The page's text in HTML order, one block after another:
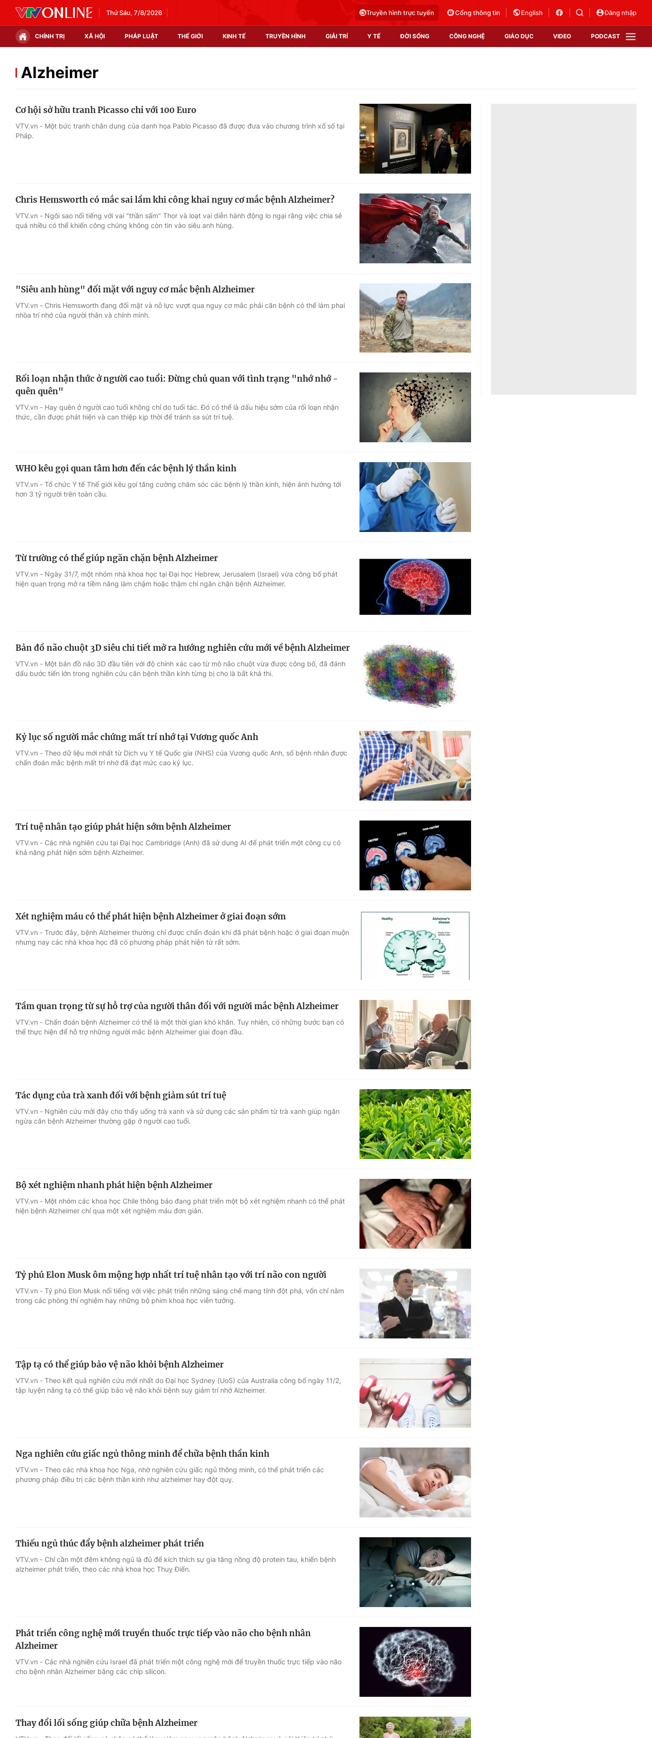
Thứ Sáu, 7/8/2026 Truyền hình trực tuyến Cổng thông tin English Đăng nhập
CHÍNH TRỊ XÃ HỘI PHÁP LUẬT THẾ GIỚI KINH TẾ TRUYỀN HÌNH GIẢI TRÍ Y TẾ ĐỜI SỐNG CÔNG NGHỆ GIÁO DỤC VIDEO PODCAST
Chính trị
Thế giới đó đây
Giải sao mai
Video
Shorts video
Podcast
EMagazine
Photo
Infographic
Góc ảnh
Điện ảnh
Âm nhạc
Sao
Làm đẹp
Chất lượng cuộc sống
Học trực tuyến
Công nghệ
Hitech Công nghệ tương lai
Sản phẩm
Thị trường
Tư vấn
VTV Sức khoẻ
Alzheimer
Cơ hội sở hữu tranh Picasso chỉ với 100 Euro
VTV.vn - Một bức tranh chân dung của danh họa Pablo Picasso đã được đưa vào chương trình xổ số tại
Pháp.
Chris Hemsworth có mắc sai lầm khi công khai nguy cơ mắc bệnh Alzheimer?
VTV.vn - Ngôi sao nổi tiếng với vai "thần sấm" Thor và loạt vai diễn hành động lo ngại rằng việc chia sẻ
quá nhiều có thể khiến công chúng không còn tin vào siêu anh hùng.
"Siêu anh hùng" đối mặt với nguy cơ mắc bệnh Alzheimer
VTV.vn - Chris Hemsworth đang đối mặt và nỗ lực vượt qua nguy cơ mắc phải căn bệnh có thể làm phai
nhòa trí nhớ của người thân và chính mình.
Rối loạn nhận thức ở người cao tuổi: Đừng chủ quan với tình trạng "nhớ nhớ -
quên quên"
VTV.vn - Hay quên ở người cao tuổi không chỉ do tuổi tác. Đó có thể là dấu hiệu sớm của rối loạn nhận
thức, cần được phát hiện và can thiệp kịp thời để tránh sa sút trí tuệ.
WHO kêu gọi quan tâm hơn đến các bệnh lý thần kinh
VTV.vn - Tổ chức Y tế Thế giới kêu gọi tăng cường chăm sóc các bệnh lý thần kinh, hiện ảnh hưởng tới
hơn 3 tỷ người trên toàn cầu.
Từ trường có thể giúp ngăn chặn bệnh Alzheimer
VTV.vn - Ngày 31/7, một nhóm nhà khoa học tại Đại học Hebrew, Jerusalem (Israel) vừa công bố phát
hiện quan trọng mở ra tiềm năng làm chậm hoặc thậm chí ngăn chặn bệnh Alzheimer.
Bản đồ não chuột 3D siêu chi tiết mở ra hướng nghiên cứu mới về bệnh Alzheimer
VTV.vn - Một bản đồ não 3D đầu tiên với độ chính xác cao từ mô não chuột vừa được công bố, đã đánh
dấu bước tiến lớn trong nghiên cứu căn bệnh thần kinh từng bị cho là bất khả thi.
Kỷ lục số người mắc chứng mất trí nhớ tại Vương quốc Anh
VTV.vn - Theo dữ liệu mới nhất từ Dịch vụ Y tế Quốc gia (NHS) của Vương quốc Anh, số bệnh nhân được
chẩn đoán mắc bệnh mất trí nhớ đã đạt mức cao kỷ lục.
Trí tuệ nhân tạo giúp phát hiện sớm bệnh Alzheimer
VTV.vn - Các nhà nghiên cứu tại Đại học Cambridge (Anh) đã sử dụng AI để phát triển một công cụ có
khả năng phát hiện sớm bệnh Alzheimer.
Xét nghiệm máu có thể phát hiện bệnh Alzheimer ở giai đoạn sớm
VTV.vn - Trước đây, bệnh Alzheimer thường chỉ được chẩn đoán khi đã phát bệnh hoặc ở giai đoạn muộn
nhưng nay các nhà khoa học đã có phương pháp phát hiện từ rất sớm.
Tầm quan trọng từ sự hỗ trợ của người thân đối với người mắc bệnh Alzheimer
VTV.vn - Chẩn đoán bệnh Alzheimer có thể là một thời gian khó khăn. Tuy nhiên, có những bước bạn có
thể thực hiện để hỗ trợ những người mắc bệnh Alzheimer giai đoạn đầu.
Tác dụng của trà xanh đối với bệnh giảm sút trí tuệ
VTV.vn - Nghiên cứu mới đây cho thấy uống trà xanh và sử dụng các sản phẩm từ trà xanh giúp ngăn
ngừa căn bệnh Alzheimer thường gặp ở người cao tuổi.
Bộ xét nghiệm nhanh phát hiện bệnh Alzheimer
VTV.vn - Một nhóm các khoa học Chile thông báo đang phát triển một bộ xét nghiệm nhanh có thể phát
hiện bệnh Alzheimer chỉ qua một xét nghiệm máu đơn giản.
Tỷ phú Elon Musk ôm mộng hợp nhất trí tuệ nhân tạo với trí não con người
VTV.vn - Tỷ phú Elon Musk nổi tiếng với việc phát triển những sáng chế mang tính đột phá, vốn chỉ nằm
trong các phòng thí nghiệm hay những bộ phim khoa học viễn tưởng.
Tập tạ có thể giúp bảo vệ não khỏi bệnh Alzheimer
VTV.vn - Theo kết quả nghiên cứu mới nhất do Đại học Sydney (UoS) của Australia công bố ngày 11/2,
tập luyện nâng tạ có thể giúp bảo vệ não khỏi bệnh suy giảm trí nhớ Alzheimer.
Nga nghiên cứu giấc ngủ thông minh để chữa bệnh thần kinh
VTV.vn - Theo các nhà khoa học Nga, nhờ nghiên cứu giấc ngủ thông minh, có thể phát triển các
phương pháp điều trị các bệnh thần kinh như alzheimer hay đột quỵ.
Thiếu ngủ thúc đẩy bệnh alzheimer phát triển
VTV.vn - Chỉ cần một đêm không ngủ là đủ để kích thích sự gia tăng nồng độ protein tau, khiến bệnh
alzheimer phát triển, theo các nhà khoa học Thuỵ Điển.
Phát triển công nghệ mới truyền thuốc trực tiếp vào não cho bệnh nhân
Alzheimer
VTV.vn - Các nhà nghiên cứu Israel đã phát triển một công nghệ mới để truyền thuốc trực tiếp vào não
cho bệnh nhân Alzheimer bằng các chíp silicon.
Thay đổi lối sống giúp chữa bệnh Alzheimer